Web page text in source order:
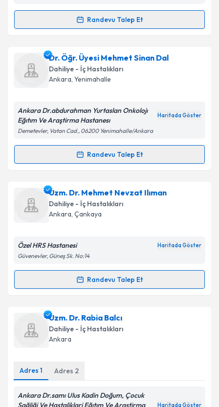
Takvim Talebini Gönder
Randevu Talep Et
Randevu Takvimi Talebi
Prof. Dr. Mustafa Altayiçin randevu takvimi talebi
oluşturun. Size bu uzmandan randevu almanız için bir
takvim hazırlandığında e-posta ile bilgilendireceğiz.
Kişisel verilerimin işlenmesine ilişkinAydınlatma
'ni okudum ve kişisel verilerimin belirtilen
kapsamda işlenmesini kabul ediyorum.
Takvim Talebini Gönder
Dr. Öğr. Üyesi Mehmet Sinan Dal
Dahiliye - İç Hastalıkları
Ankara, Yenimahalle
Ankara Dr.abdurahman Yurtaslan Onkolojı
Eğıtım Ve Araştirma Hastanesı
Haritada Göster
Demetevler, Vatan Cad., 06200 Yenimahalle/Ankara
Randevu Talep Et
Randevu Takvimi Talebi
Dr. Öğr. Üyesi Mehmet Sinan Dal için randevu
takvimi talebi oluşturun. Size bu uzmandan randevu
almanız için bir takvim hazırlandığında e-posta ile
bilgilendireceğiz.
Kişisel verilerimin işlenmesine ilişkinAydınlatma
kapsamda işlenmesini kabul ediyorum.
Uzm. Dr. Mehmet Nevzat Ilıman
Dahiliye - İç Hastalıkları
Ankara, Çankaya
Özel HRS Hastanesi Haritada Göster
Güvenevler, Güneş Sk. No:14
Randevu Talep Et
Randevu Takvimi Talebi
Uzm. Dr. Mehmet Nevzat Ilıman
takvimi talebi oluşturun. Size bu uzmandan randevu
almanız için bir takvim hazırlandığında e-posta ile
Uzm. Dr. Rabia Balcı
Dahiliye - İç Hastalıkları
Ankara
Adres 1 Adres 2
Ankara Dr.samı Ulus Kadin Doğum, Çocuk
Sağliği Ve Hastaliklari Eğıtım Ve Araştirma
Haritada Göster